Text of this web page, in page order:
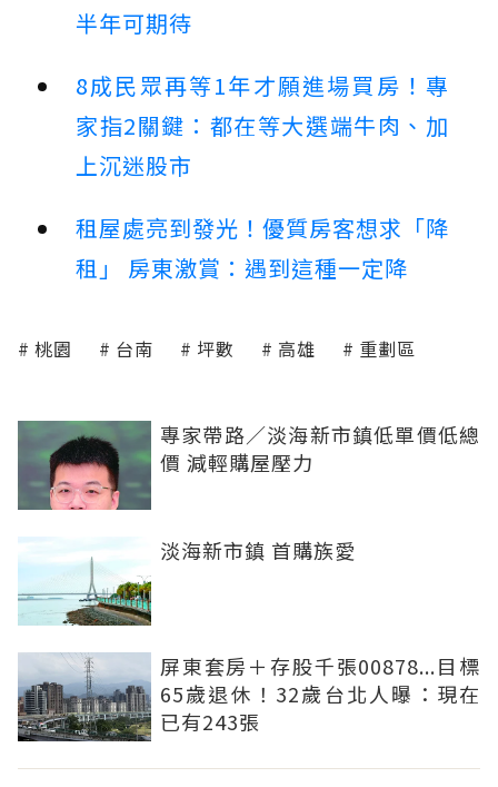
半年可期待
8成民眾再等1年才願進場買房！專
家指2關鍵：都在等大選端牛肉、加
上沉迷股市
租屋處亮到發光！優質房客想求「降
租」 房東激賞：遇到這種一定降
桃園 台南 坪數 高雄 重劃區
專家帶路／淡海新市鎮低單價低總
價 減輕購屋壓力
淡海新市鎮 首購族愛
屏東套房＋存股千張00878...目標
65歲退休！32歲台北人曝：現在
已有243張